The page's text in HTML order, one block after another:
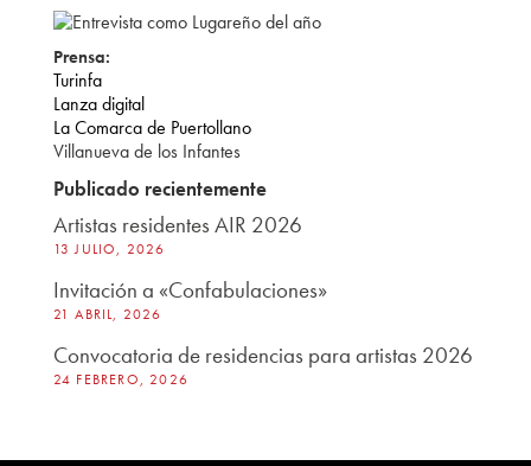
Prensa:
Turinfa
Lanza digital
La Comarca de Puertollano
Villanueva de los Infantes
Publicado recientemente
Artistas residentes AIR 2026
13 JULIO, 2026
Invitación a «Confabulaciones»
21 ABRIL, 2026
Convocatoria de residencias para artistas 2026
24 FEBRERO, 2026